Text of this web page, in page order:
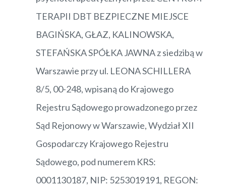
TERAPII DBT BEZPIECZNE MIEJSCE
BAGIŃSKA, GŁAZ, KALINOWSKA,
STEFAŃSKA SPÓŁKA JAWNA z siedzibą w
Warszawie przy ul. LEONA SCHILLERA
8/5, 00-248, wpisaną do Krajowego
Rejestru Sądowego prowadzonego przez
Sąd Rejonowy w Warszawie, Wydział XII
Gospodarczy Krajowego Rejestru
Sądowego, pod numerem KRS:
0001130187, NIP: 5253019191, REGON: